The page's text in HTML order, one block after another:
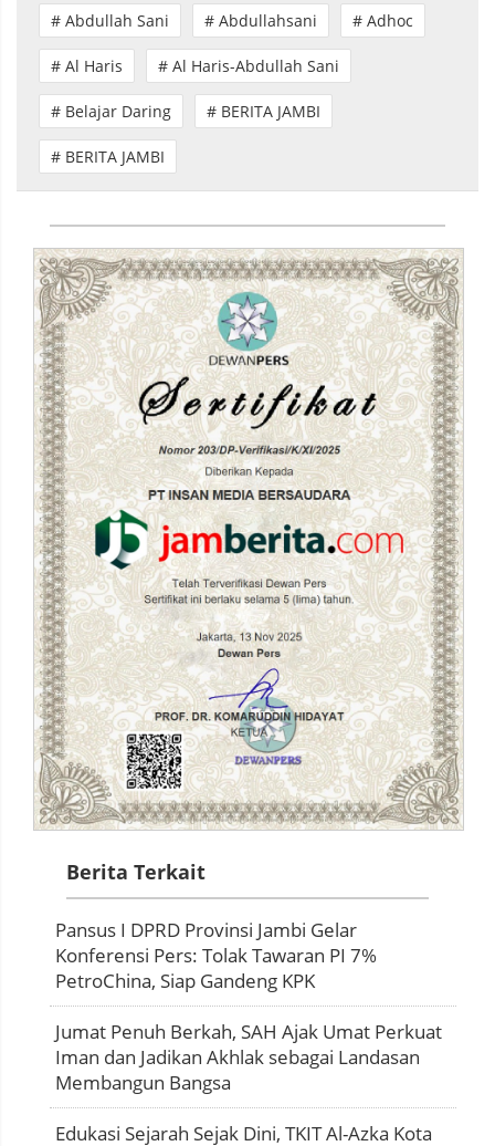
# Abdullah Sani
# Abdullahsani # Adhoc
# Al Haris # Al Haris-Abdullah Sani
# Belajar Daring # BERITA JAMBI
# BERITA JAMBI
Berita Terkait
Pansus I DPRD Provinsi Jambi Gelar
Konferensi Pers: Tolak Tawaran PI 7%
PetroChina, Siap Gandeng KPK
Jumat Penuh Berkah, SAH Ajak Umat Perkuat
Iman dan Jadikan Akhlak sebagai Landasan
Membangun Bangsa
Edukasi Sejarah Sejak Dini, TKIT Al-Azka Kota